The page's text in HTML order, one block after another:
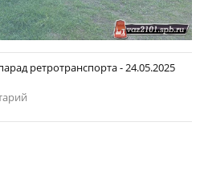
ретротранспорта - 24.05.2025